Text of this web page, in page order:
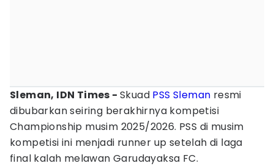
Sleman, IDN Times - Skuad PSS Sleman resmi
dibubarkan seiring berakhirnya kompetisi
Championship musim 2025/2026. PSS di musim
kompetisi ini menjadi runner up setelah di laga
final kalah melawan Garudayaksa FC.